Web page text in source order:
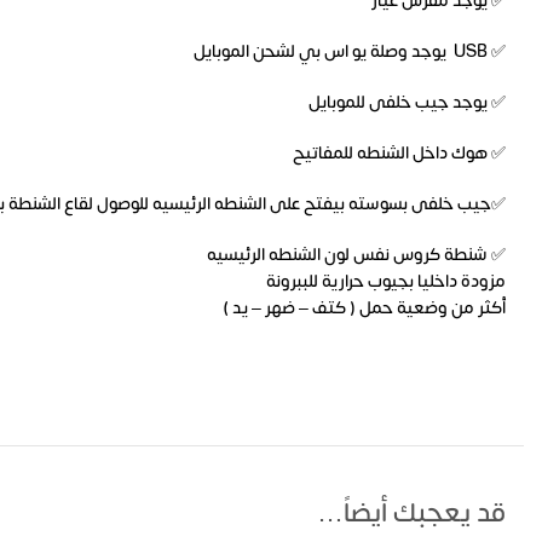
✅ USB يوجد وصلة يو اس بي لشحن الموبايل
✅ يوجد جيب خلفى للموبايل
✅ هوك داخل الشنطه للمفاتيح
✅جيب خلفى بسوسته بيفتح على الشنطه الرئيسيه للوصول لقاع الشنطة
✅ شنطة كروس نفس لون الشنطه الرئيسيه
مزودة داخليا بجيوب حرارية للببرونة
أكثر من وضعية حمل ( كتف – ضهر – يد )
قد يعجبك أيضاً…